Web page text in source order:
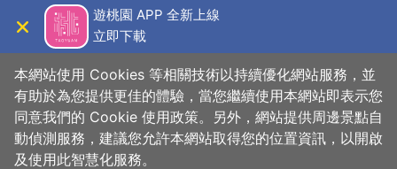
主
遊桃園 APP 全新上線
立即下載
首頁 > 想去的地方 > 住宿 > 旅館與民宿
花漾旅館
本網站使用 Cookies 等相關技術以持續優化網站服務，並
有助於為您提供更佳的體驗，當您繼續使用本網站即表示您
同意我們的 Cookie 使用政策。另外，網站提供周邊景點自
動偵測服務，建議您允許本網站取得您的位置資訊，以開啟
及使用此智慧化服務。